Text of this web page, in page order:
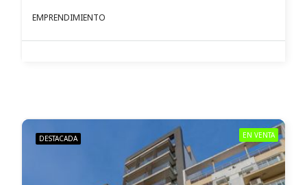
EMPRENDIMIENTO
DESTACADA EN VENTA